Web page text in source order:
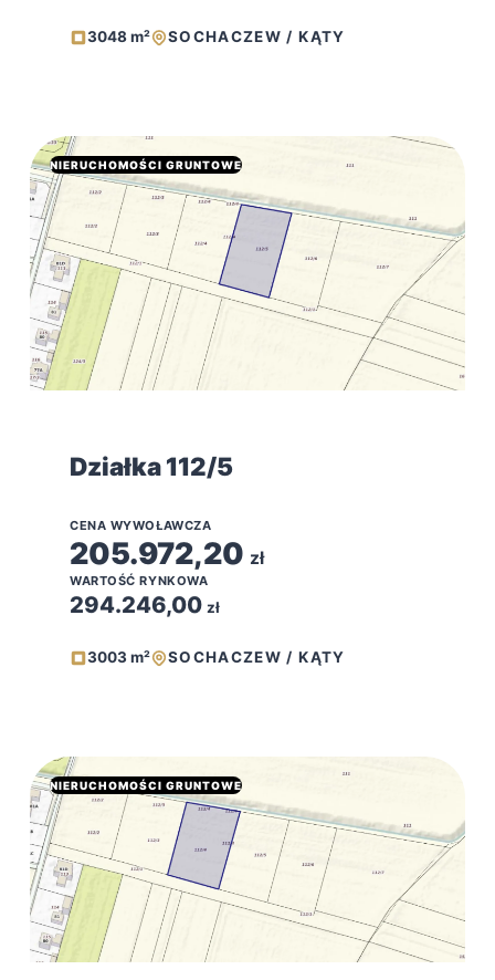
3048 m² SOCHACZEW / KĄTY
NIERUCHOMOŚCI GRUNTOWE
Działka 112/5
CENA WYWOŁAWCZA
205.972,20 zł
WARTOŚĆ RYNKOWA
294.246,00 zł
3003 m² SOCHACZEW / KĄTY
NIERUCHOMOŚCI GRUNTOWE